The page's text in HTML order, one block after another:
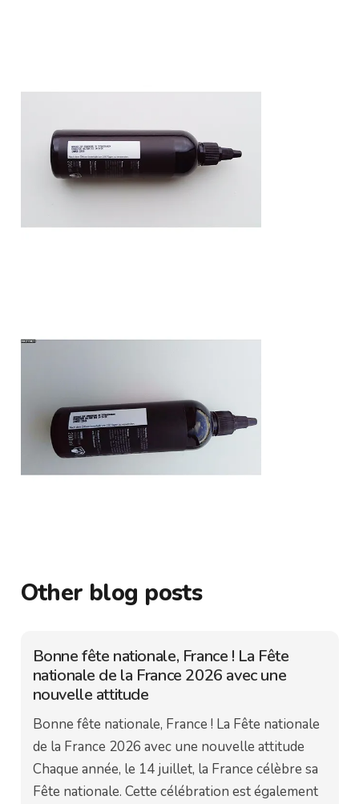
Other blog posts
Bonne fête nationale, France ! La Fête
nationale de la France 2026 avec une
nouvelle attitude
Bonne fête nationale, France ! La Fête nationale
de la France 2026 avec une nouvelle attitude
Chaque année, le 14 juillet, la France célèbre sa
Fête nationale. Cette célébration est également